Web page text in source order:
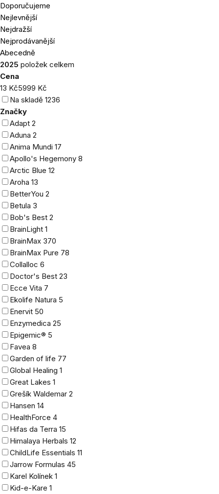
Řazení
produktů
Doporučujeme
Nejlevnější
Nejdražší
Nejprodávanější
Abecedně
2025 položek celkem
Cena
13 Kč5999 Kč
Na skladě 1236
Značky
Adapt 2
Aduna 2
Anima Mundi 17
Apollo's Hegemony 8
Arctic Blue 12
Aroha 13
BetterYou 2
Betula 3
Bob's Best 2
BrainLight 1
BrainMax 370
BrainMax Pure 78
Collalloc 6
Doctor's Best 23
Ecce Vita 7
Ekolife Natura 5
Enervit 50
Enzymedica 25
Epigemic® 5
Favea 8
Garden of life 77
Global Healing 1
Great Lakes 1
Grešík Waldemar 2
Hansen 14
HealthForce 4
Hifas da Terra 15
Himalaya Herbals 12
ChildLife Essentials 11
Jarrow Formulas 45
Karel Kolínek 1
Kid-e-Kare 1